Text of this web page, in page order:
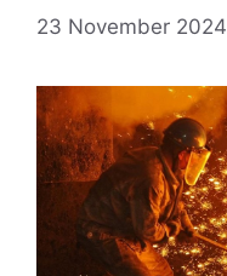
23 November 2024